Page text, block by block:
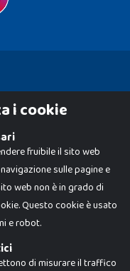
i cookie
fruibile il sito web
sulle pagine e
web non è in grado di
Questo cookie è usato
e robot.
di misurare il traffico